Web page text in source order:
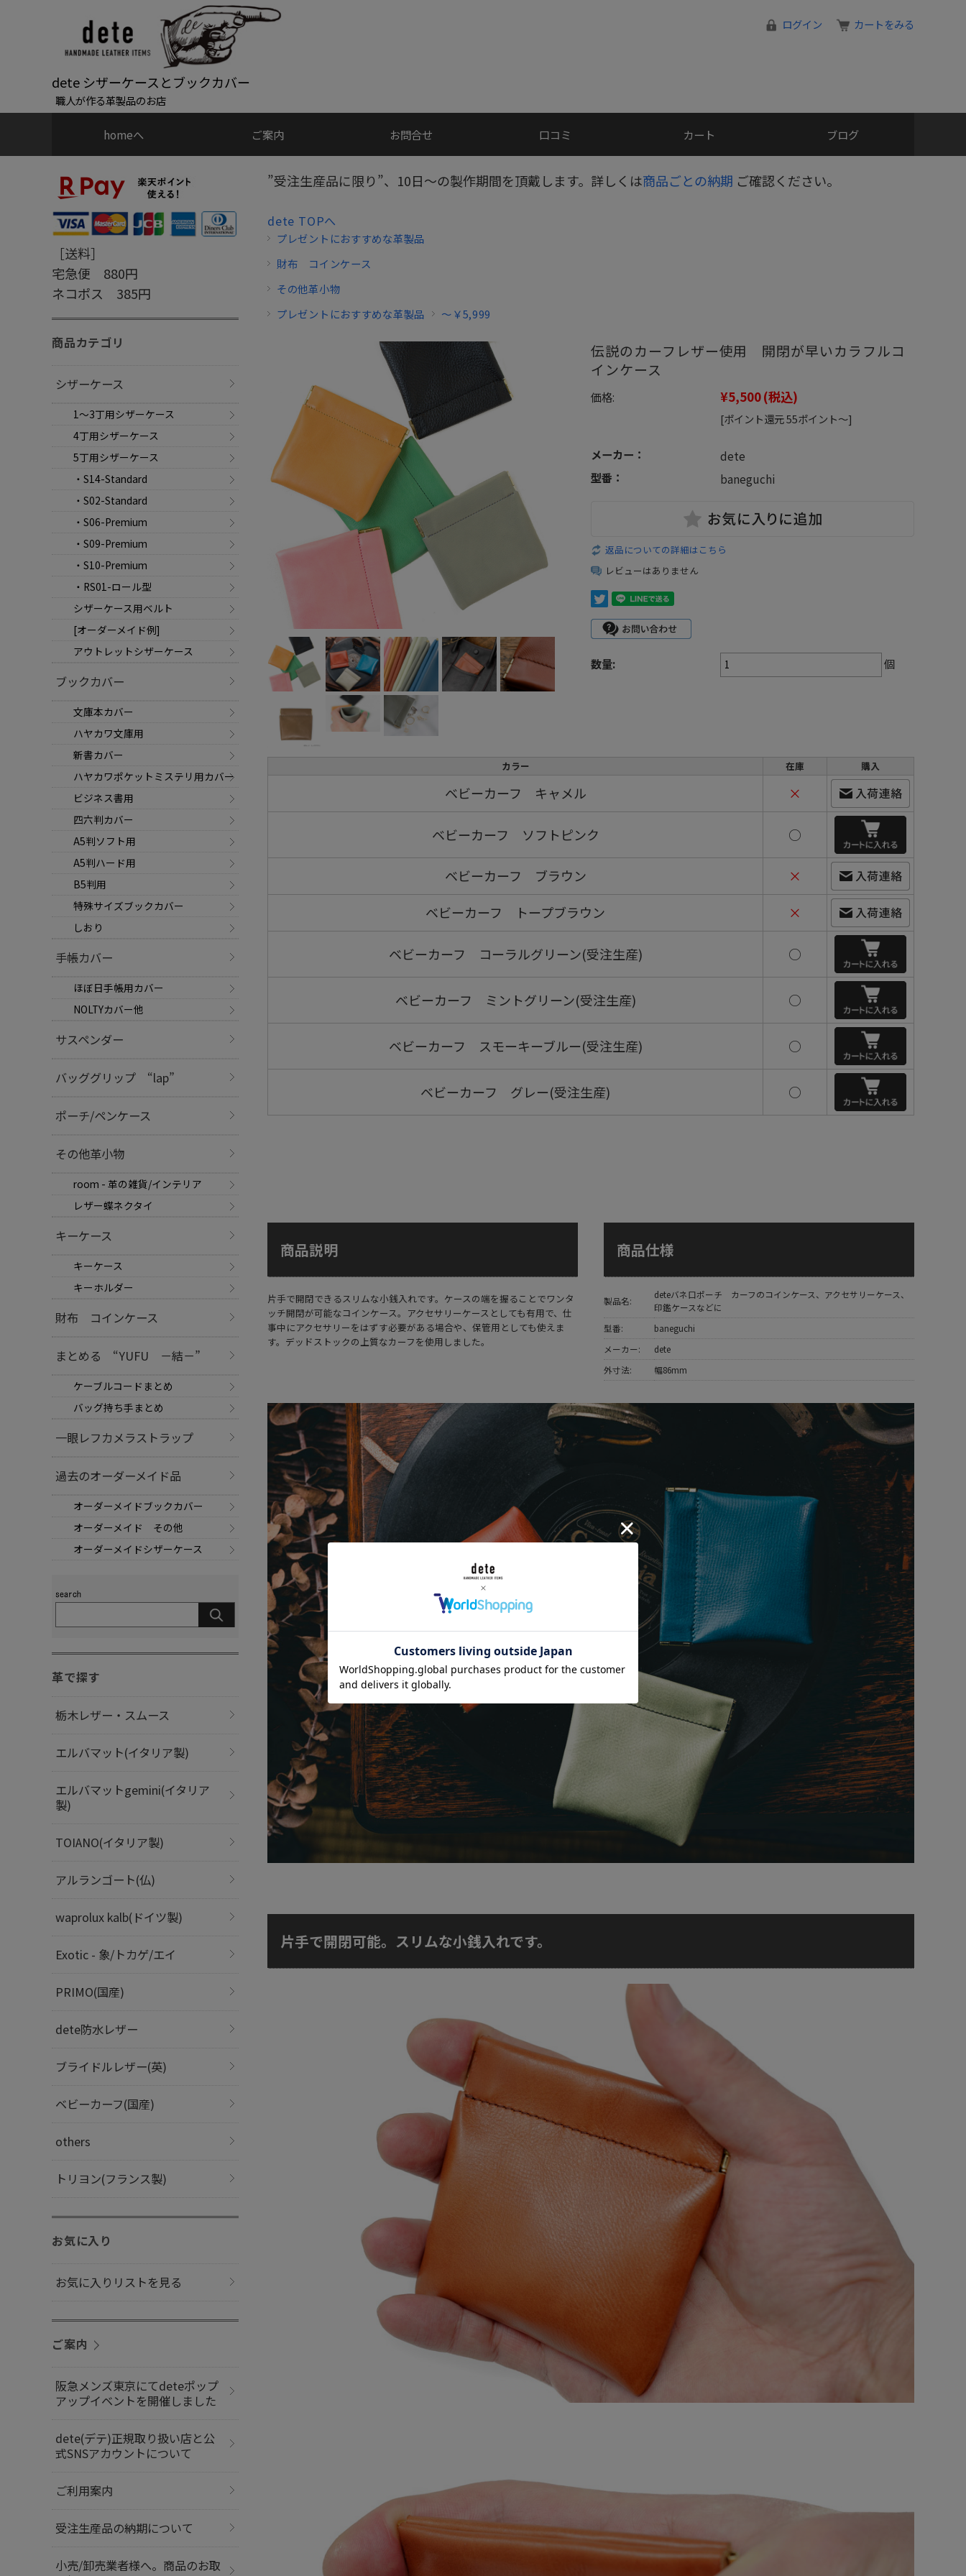
dete シザーケースとブックカバー
職人が作る革製品のお店
ログイン カートをみる
homeへ ご案内 お問合せ 口コミ カート ブログ
”受注生産品に限り”、10日～の製作期間を頂戴します。詳しくは商品ごとの納期 ご確認ください。
dete TOPへ
プレゼントにおすすめな革製品
財布 コインケース
その他革小物
プレゼントにおすすめな革製品
～￥5,999
伝説のカーフレザー使用 開閉が早いカラフルコ
インケース
価格: ¥5,500(税込)
[ポイント還元 55ポイント～]
メーカー：
dete
型番：
baneguchi
返品についての詳細はこちら
レビューはありません
数量: 個
カラー 在庫 購入
ベビーカーフ キャメル ×
ベビーカーフ ソフトピンク ○
ベビーカーフ ブラウン
×
ベビーカーフ トープブラウン
×
ベビーカーフ コーラルグリーン(受注生産) ○
ベビーカーフ ミントグリーン(受注生産) ○
ベビーカーフ スモーキーブルー(受注生産) ○
ベビーカーフ グレー(受注生産) ○
商品説明
片手で開閉できるスリムな小銭入れです。ケースの端を握ることでワンタ
ッチ開閉が可能なコインケース。アクセサリーケースとしても有用で、仕
事中にアクセサリーをはずす必要がある場合や、保管用としても使えま
す。デッドストックの上質なカーフを使用しました。
商品仕様
製品名:
deteバネ口ポーチ カーフのコインケース、アクセサリーケース、
印鑑ケースなどに
型番:
baneguchi
メーカー:
dete
外寸法:
幅86mm
片手で開閉可能。スリムな小銭入れです。
［送料］
宅急便 880円
ネコポス 385円
商品カテゴリ
シザーケース
1～3丁用シザーケース
4丁用シザーケース
5丁用シザーケース
・S14-Standard
・S02-Standard
・S06-Premium
・S09-Premium
・S10-Premium
・RS01-ロール型
シザーケース用ベルト
[オーダーメイド例]
アウトレットシザーケース
ブックカバー
文庫本カバー
ハヤカワ文庫用
新書カバー
ハヤカワポケットミステリ用カバー
ビジネス書用
四六判カバー
A5判ソフト用
A5判ハード用
B5判用
特殊サイズブックカバー
しおり
手帳カバー
ほぼ日手帳用カバー
NOLTYカバー他
サスペンダー
バッググリップ “lap”
ポーチ/ペンケース
その他革小物
room - 革の雑貨/インテリア
レザー蝶ネクタイ
キーケース
キーケース
キーホルダー
財布 コインケース
まとめる “YUFU －結－”
ケーブルコードまとめ
バッグ持ち手まとめ
一眼レフカメラストラップ
過去のオーダーメイド品
オーダーメイドブックカバー
オーダーメイド その他
オーダーメイドシザーケース
革で探す
栃木レザー・スムース
エルバマット(イタリア製)
エルバマットgemini(イタリア
製)
TOIANO(イタリア製)
アルランゴート(仏)
waprolux kalb(ドイツ製)
Exotic - 象/トカゲ/エイ
PRIMO(国産)
dete防水レザー
ブライドルレザー(英)
ベビーカーフ(国産)
others
トリヨン(フランス製)
お気に入り
お気に入りリストを見る
ご案内
阪急メンズ東京にてdeteポップ
アップイベントを開催しました
dete(デテ)正規取り扱い店と公
式SNSアカウントについて
ご利用案内
受注生産品の納期について
小売/卸売業者様へ。商品のお取